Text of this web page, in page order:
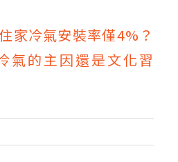
家冷氣安裝率僅4%？
氣的主因還是文化習